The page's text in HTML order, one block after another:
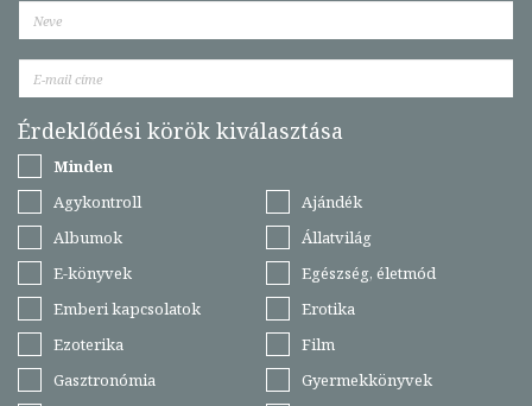
Érdeklődési körök kiválasztása
Minden
Agykontroll
Ajándék
Albumok
Állatvilág
E-könyvek
Egészség, életmód
Emberi kapcsolatok
Erotika
Ezoterika
Film
Gasztronómia
Gyermekkönyvek